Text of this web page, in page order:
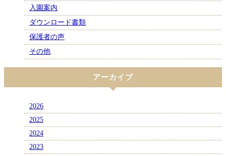
入園案内
ダウンロード書類
保護者の声
その他
アーカイブ
2026
2025
2024
2023